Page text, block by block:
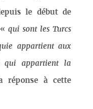
le début de
qui sont les Turcs
appartient aux
appartient la
réponse à cette